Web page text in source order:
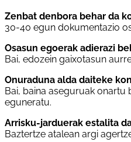
Zenbat denbora behar da
30-40 egun dokumentazio
Osasun egoerak adierazi
Bai, edozein gaixotasun
Onuraduna alda daiteke
Bai, baina aseguruak
eguneratu.
Arrisku-jarduerak estalita
Baztertze atalean argi